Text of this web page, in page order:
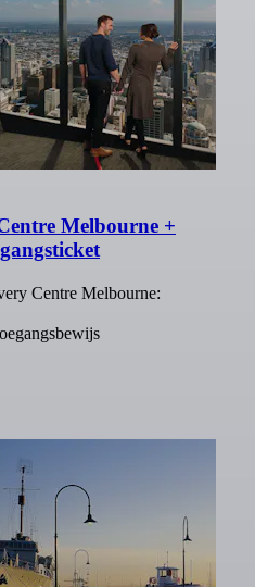
Melbourne +
Centre Melbourne: